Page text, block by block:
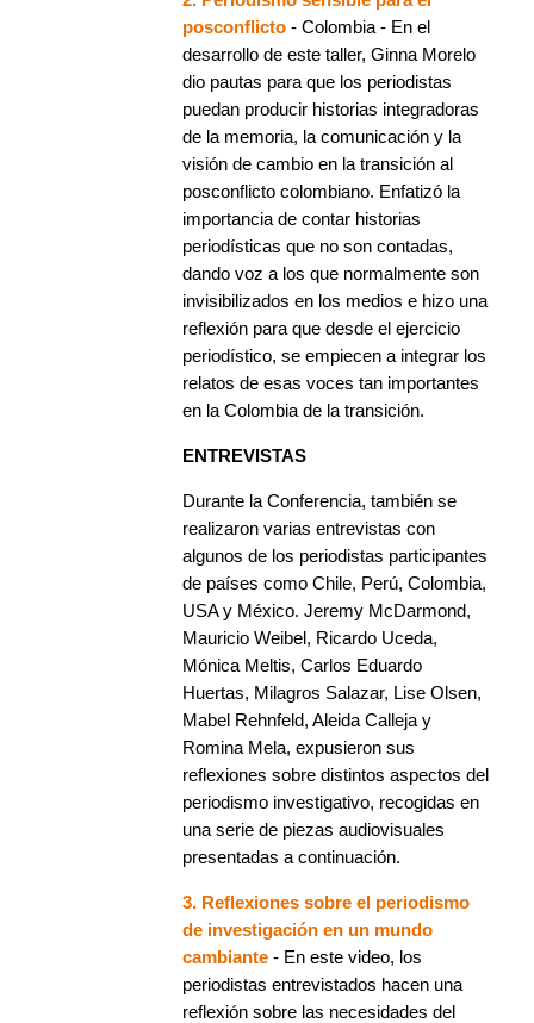
posconflicto - Colombia - En el
desarrollo de este taller, Ginna Morelo
dio pautas para que los periodistas
puedan producir historias integradoras
de la memoria, la comunicación y la
visión de cambio en la transición al
posconflicto colombiano. Enfatizó la
importancia de contar historias
periodísticas que no son contadas,
dando voz a los que normalmente son
invisibilizados en los medios e hizo una
reflexión para que desde el ejercicio
periodístico, se empiecen a integrar los
relatos de esas voces tan importantes
en la Colombia de la transición.
ENTREVISTAS
Durante la Conferencia, también se
realizaron varias entrevistas con
algunos de los periodistas participantes
de países como Chile, Perú, Colombia,
USA y México. Jeremy McDarmond,
Mauricio Weibel, Ricardo Uceda,
Mónica Meltis, Carlos Eduardo
Huertas, Milagros Salazar, Lise Olsen,
Mabel Rehnfeld, Aleida Calleja y
Romina Mela, expusieron sus
reflexiones sobre distintos aspectos del
periodismo investigativo, recogidas en
una serie de piezas audiovisuales
presentadas a continuación.
3. Reflexiones sobre el periodismo
de investigación en un mundo
cambiante - En este video, los
periodistas entrevistados hacen una
reflexión sobre las necesidades del